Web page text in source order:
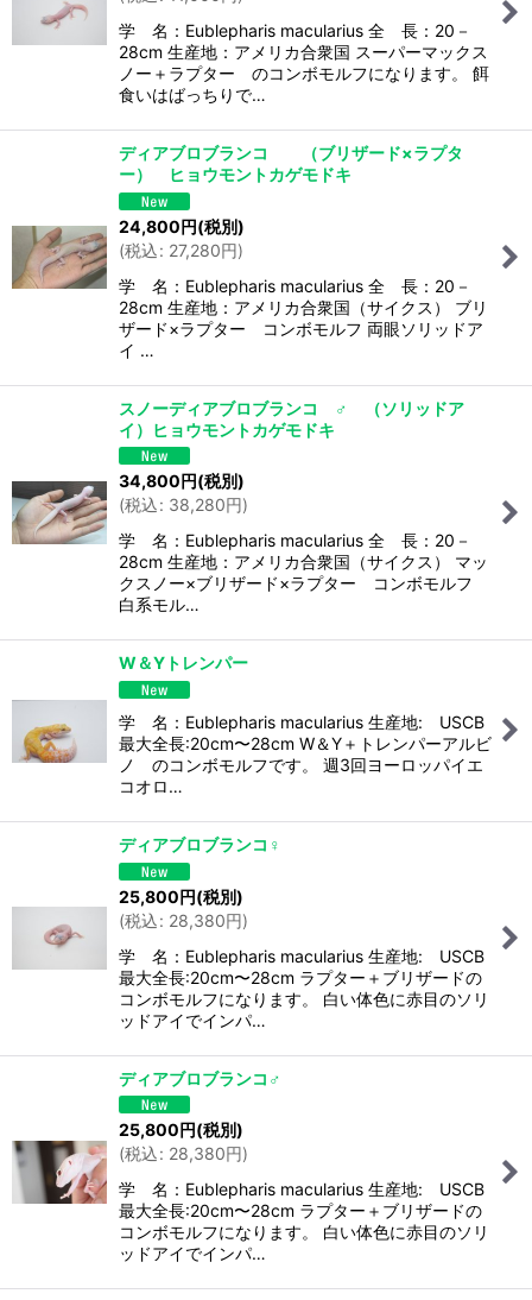
学 名：Eublepharis macularius 全 長：20－
28cm 生産地：アメリカ合衆国 スーパーマックス
ノー＋ラプター のコンボモルフになります。 餌
食いはばっちりで…
ディアブロブランコ （ブリザード×ラプタ
ー） ヒョウモントカゲモドキ
24,800円(税別)
(税込: 27,280円)
学 名：Eublepharis macularius 全 長：20－
28cm 生産地：アメリカ合衆国（サイクス） ブリ
ザード×ラプター コンボモルフ 両眼ソリッドア
イ …
スノーディアブロブランコ ♂ （ソリッドア
イ）ヒョウモントカゲモドキ
34,800 円(税別)
(税込: 38,280円)
学 名：Eublepharis macularius 全 長：20－
28cm 生産地：アメリカ合衆国（サイクス） マッ
クスノー×ブリザード×ラプター コンボモルフ
白系モル…
W＆Yトレンパー
学 名：Eublepharis macularius 生産地: USCB
最大全長:20cm〜28cm W＆Y＋トレンパーアルビ
ノ のコンボモルフです。 週3回ヨーロッパイエ
コオロ…
ディアブロブランコ♀
25,800円(税別)
(税込: 28,380円)
学 名：Eublepharis macularius 生産地: USCB
最大全長:20cm〜28cm ラプター＋ブリザードの
コンボモルフになります。 白い体色に赤目のソリ
ッドアイでインパ…
ディアブロブランコ♂
25,800 円(税別)
(税込: 28,380円)
学 名：Eublepharis macularius 生産地: USCB
最大全長:20cm〜28cm ラプター＋ブリザードの
コンボモルフになります。 白い体色に赤目のソリ
ッドアイでインパ…